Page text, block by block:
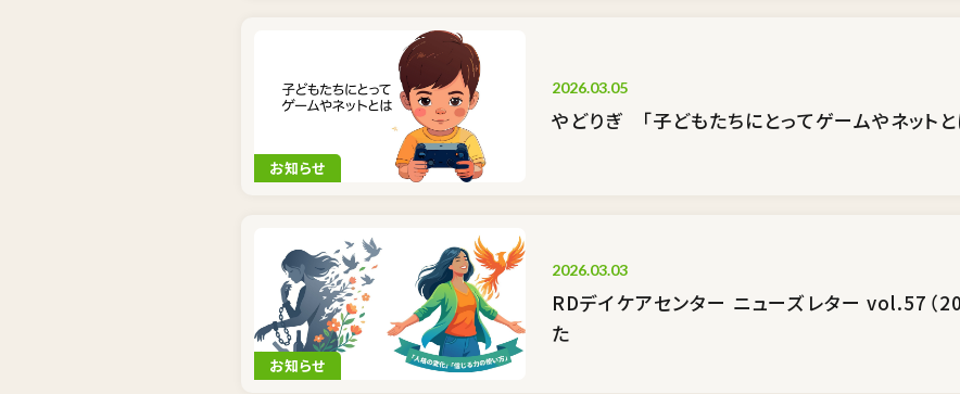
お知らせ
2026.03.05
やどりぎ 「子どもたちにとってゲームやネット
お知らせ
2026.03.03
RDデイケアセンター ニューズレター vol.57（
た